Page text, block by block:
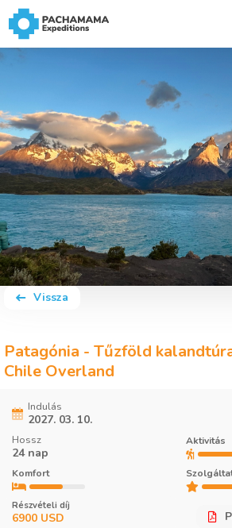
Vissza
Patagónia - Tűzföld
Chile Overland
Indulás
2027. 03. 10.
Hossz
24 nap
Aktivitás
Komfort
Részvételi díj
6900 USD